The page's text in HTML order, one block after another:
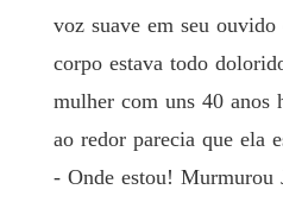
voz suave em seu
corpo estava todo
mulher com uns 40 anos
ao redor parecia que ela
- Onde estou! Murmurou